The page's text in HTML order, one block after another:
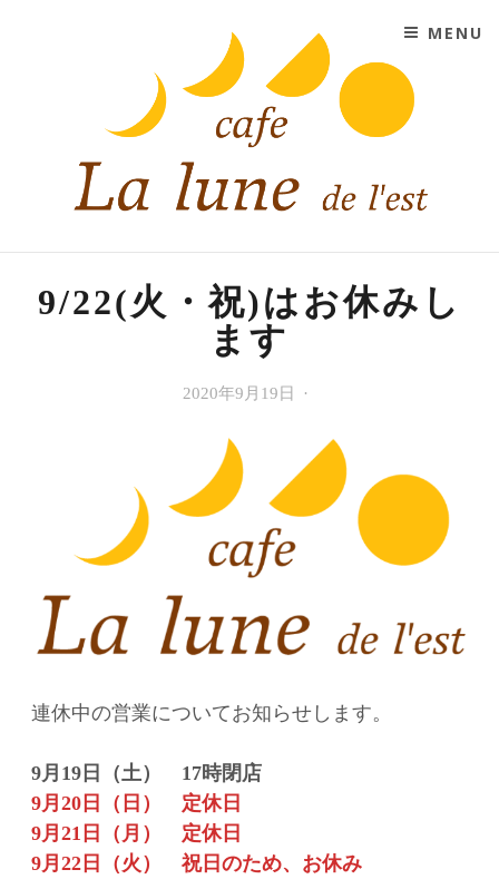
お店
MENU
9/22(火・祝)はお休みし
ます
お
2020年9月19日
lune
l'est
連休中の営業についてお知らせします。
9月19日（土） 17時閉店
9月20日（日） 定休日
9月21日（月） 定休日
9月22日（火） 祝日のため、お休み